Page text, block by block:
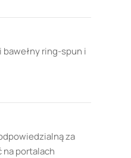
bawełny ring-spun i
za
na portalach